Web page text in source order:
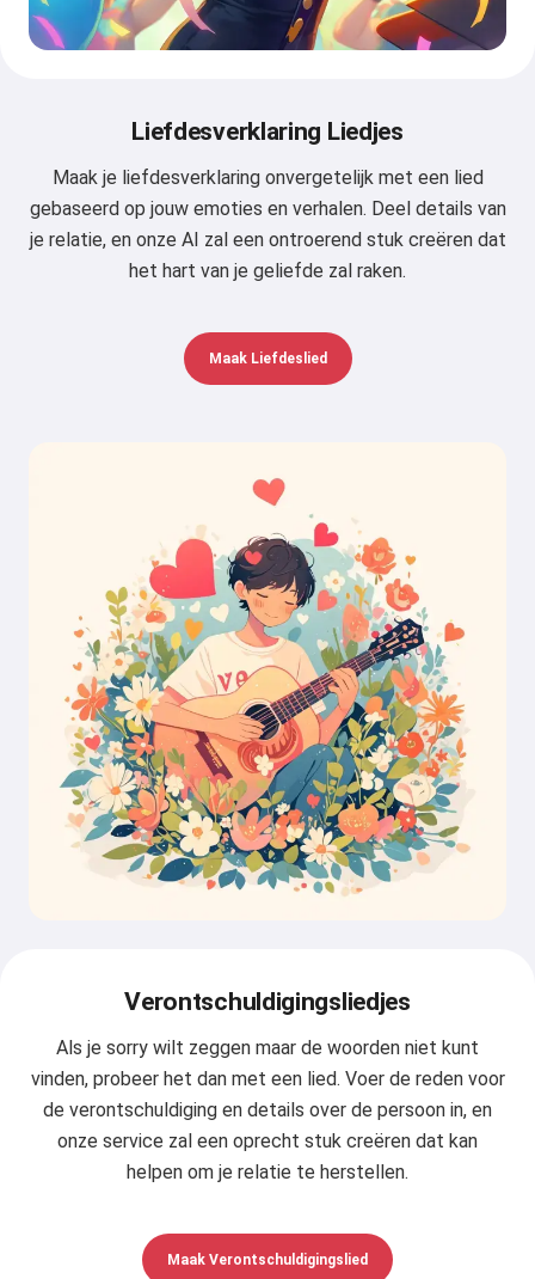
Liefdesverklaring Liedjes
Maak je liefdesverklaring onvergetelijk met een lied
gebaseerd op jouw emoties en verhalen. Deel details van
je relatie, en onze AI zal een ontroerend stuk creëren dat
het hart van je geliefde zal raken.
Maak Liefdeslied
Verontschuldigingsliedjes
Als je sorry wilt zeggen maar de woorden niet kunt
vinden, probeer het dan met een lied. Voer de reden voor
de verontschuldiging en details over de persoon in, en
onze service zal een oprecht stuk creëren dat kan
helpen om je relatie te herstellen.
Maak Verontschuldigingslied